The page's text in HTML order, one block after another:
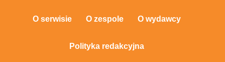
O serwisie O zespole O wydawcy
Polityka redakcyjna